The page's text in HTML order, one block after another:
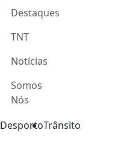
Destaques
TNT
Notícias
Somos
Nós
DesportoTrânsito